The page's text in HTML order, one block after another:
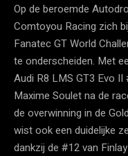
Op de beroemde
Comtoyou Racing zich
Fanatec GT World
te onderscheiden. Met
Audi R8 LMS GT3 Evo
Maxime Soulet na de
de overwinning in de
wist ook een duidelijke
dankzij de #12 van